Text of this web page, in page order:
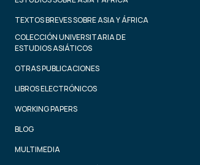
TEXTOS BREVES SOBRE ASIA Y ÁFRICA
COLECCIÓN UNIVERSITARIA DE
ESTUDIOS ASIÁTICOS
OTRAS PUBLICACIONES
LIBROS ELECTRÓNICOS
WORKING PAPERS
BLOG
MULTIMEDIA